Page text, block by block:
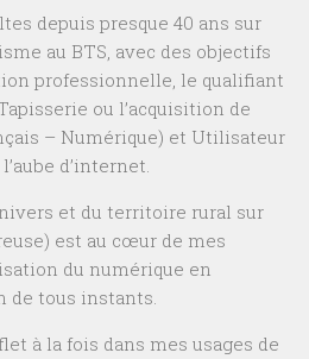
depuis presque 40 ans sur
au BTS, avec des objectifs
professionnelle, le qualifiant
ou l’acquisition de
– Numérique) et Utilisateur
d’internet.
et du territoire rural sur
est au cœur de mes
du numérique en
de tous instants.
à la fois dans mes usages de